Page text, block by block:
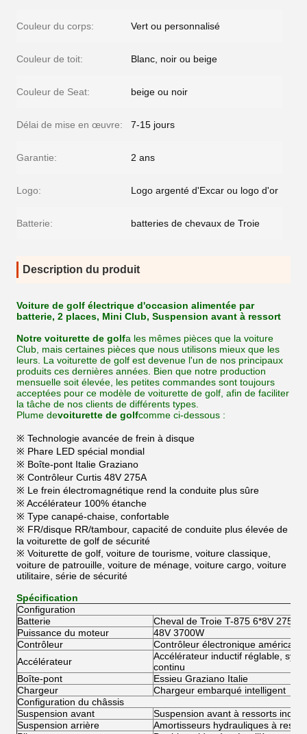
Couleur du corps: Vert ou personnalisé
Couleur de toit: Blanc, noir ou beige
Couleur de Seat: beige ou noir
Délai de mise en œuvre: 7-15 jours
Garantie: 2 ans
Logo: Logo argenté d'Excar ou logo d'or
Batterie: batteries de chevaux de Troie
Description du produit
Voiture de golf électrique d'occasion alimentée par
batterie, 2 places, Mini Club, Suspension avant à ressort
Notre voiturette de golfa les mêmes pièces que la voiture
Club, mais certaines pièces que nous utilisons mieux que les
leurs. La voiturette de golf est devenue l'un de nos principaux
produits ces dernières années. Bien que notre production
mensuelle soit élevée, les petites commandes sont toujours
acceptées pour ce modèle de voiturette de golf, afin de faciliter
la tâche de nos clients de différents types.
Plume devoiturette de golfcomme ci-dessous :
※ Technologie avancée de frein à disque
※ Phare LED spécial mondial
※ Boîte-pont Italie Graziano
※ Contrôleur Curtis 48V 275A
※ Le frein électromagnétique rend la conduite plus sûre
※ Accélérateur 100% étanche
※ Type canapé-chaise, confortable
※ FR/disque RR/tambour, capacité de conduite plus élevée de
la voiturette de golf de sécurité
※ Voiturette de golf, voiture de tourisme, voiture classique,
voiture de patrouille, voiture de ménage, voiture cargo, voiture
utilitaire, série de sécurité
Spécification
Configuration
Batterie
Cheval de Troie T-875 6*8V 275AH
Puissance du moteur
48V 3700W
Contrôleur
Contrôleur électronique américain
Accélérateur
Accélérateur inductif réglable,
continu
Boîte-pont
Essieu Graziano Italie
Chargeur
Chargeur embarqué intelligent
Configuration du châssis
Suspension avant
Suspension avant à ressorts
Suspension arrière
Amortisseurs hydrauliques à